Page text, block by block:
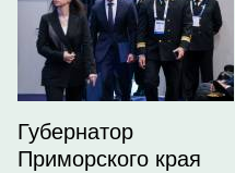
Губернатор
Приморского края